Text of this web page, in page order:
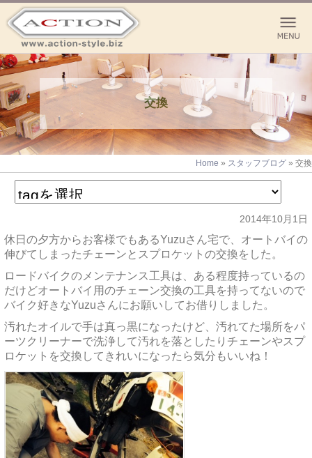
交換
Home » スタッフブログ » 交換
2014年10月1日
休日の夕方からお客様でもあるYuzuさん宅で、オートバイの
伸びてしまったチェーンとスプロケットの交換をした。
ロードバイクのメンテナンス工具は、ある程度持っているの
だけどオートバイ用のチェーン交換の工具を持ってないので
バイク好きなYuzuさんにお願いしてお借りしました。
汚れたオイルで手は真っ黒になったけど、汚れてた場所をパ
ーツクリーナーで洗浄して汚れを落としたりチェーンやスプ
ロケットを交換してきれいになったら気分もいいね！